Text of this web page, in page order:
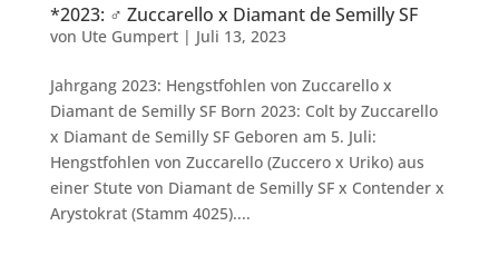
*2023: ♂ Zuccarello x Diamant de Semilly SF
von Ute Gumpert| Juli 13, 2023
Jahrgang 2023: Hengstfohlen von Zuccarello x
Diamant de Semilly SF Born 2023: Colt by Zuccarello
x Diamant de Semilly SF Geboren am 5. Juli:
Hengstfohlen von Zuccarello (Zuccero x Uriko) aus
einer Stute von Diamant de Semilly SF x Contender x
Arystokrat (Stamm 4025)....